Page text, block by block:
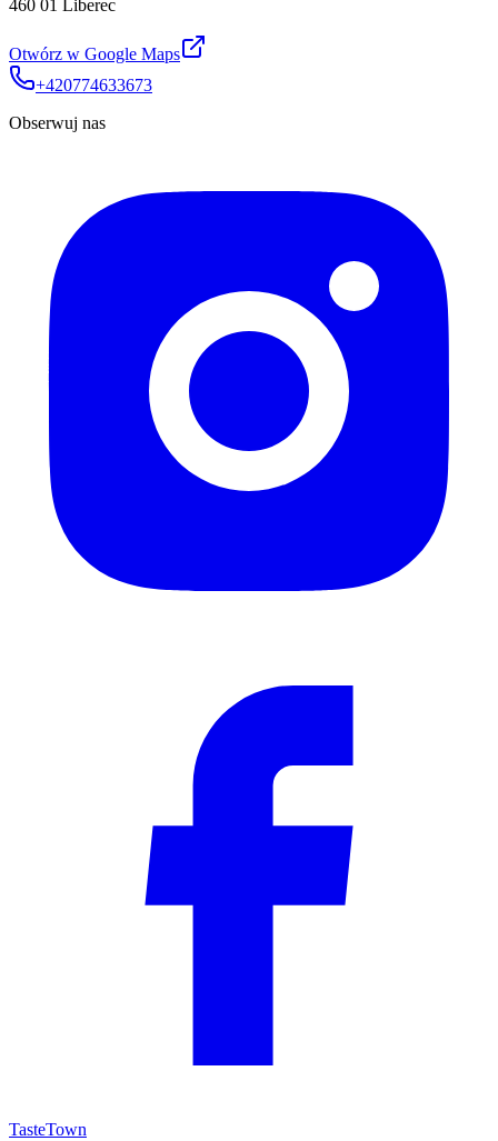
460 01 Liberec
Otwórz w Google Maps
+420774633673
Obserwuj nas
TasteTown